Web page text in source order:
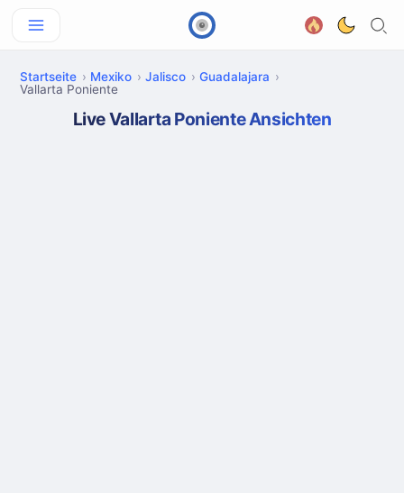
Startseite Mexiko Jalisco
Guadalajara
Vallarta Poniente
Live Vallarta Poniente Ansichten